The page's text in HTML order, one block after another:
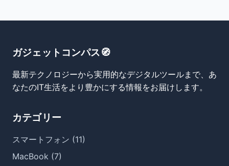
ガジェットコンパス🧭
最新テクノロジーから実用的なデジタルツールまで、あ
なたのIT生活をより豊かにする情報をお届けします。
カテゴリー
スマートフォン (11)
MacBook (7)